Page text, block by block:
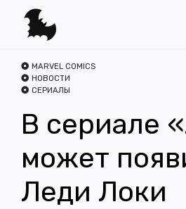
MARVEL COMICS
НОВОСТИ
СЕРИАЛЫ
В сериале
может
Леди Локи